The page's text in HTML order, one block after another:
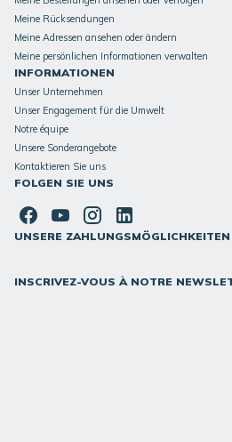
Meine Rücksendungen
Meine Adressen ansehen oder ändern
Meine persönlichen Informationen verwalten
INFORMATIONEN
Unser Unternehmen
Unser Engagement für die Umwelt
Notre équipe
Unsere Sonderangebote
Kontaktieren Sie uns
FOLGEN SIE UNS
UNSERE ZAHLUNGSMÖGLICHKEITEN
INSCRIVEZ-VOUS À NOTRE